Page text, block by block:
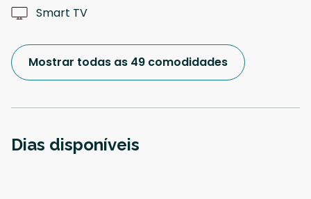
Smart TV
Mostrar todas as 49 comodidades
Dias disponíveis